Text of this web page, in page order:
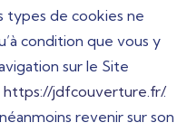
de cookies ne
condition que vous y
sur le Site
https://jdfcouverture.fr/.
revenir sur son